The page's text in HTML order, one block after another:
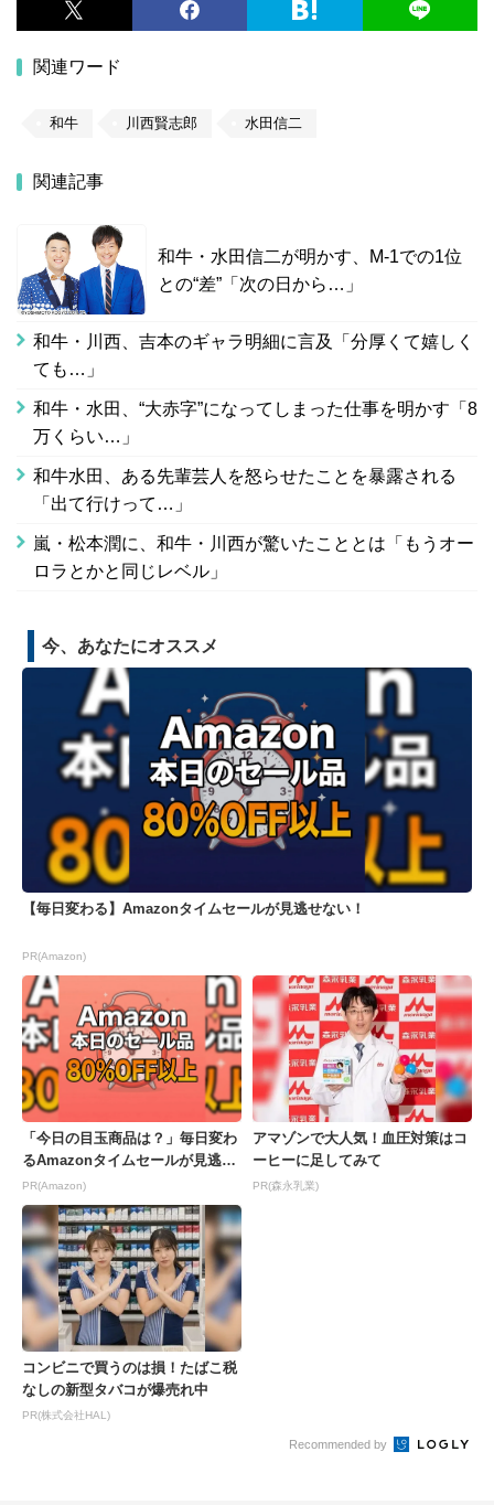
関連ワード
和牛 川西賢志郎 水田信二
関連記事
和牛・水田信二が明かす、M-1での1位
との“差”「次の日から…」
和牛・川西、吉本のギャラ明細に言及「分厚くて嬉しく
ても…」
和牛・水田、“大赤字”になってしまった仕事を明かす「8
万くらい…」
和牛水田、ある先輩芸人を怒らせたことを暴露される
「出て行けって…」
嵐・松本潤に、和牛・川西が驚いたこととは「もうオー
ロラとかと同じレベル」
今、あなたにオススメ
【毎日変わる】Amazonタイムセールが見逃せない！
PR(Amazon)
「今日の目玉商品は？」毎日変わ
るAmazonタイムセールが見逃せ
ない
PR(Amazon)
アマゾンで大人気！血圧対策はコ
ーヒーに足してみて
PR(森永乳業)
コンビニで買うのは損！たばこ税
なしの新型タバコが爆売れ中
PR(株式会社HAL)
Recommended by